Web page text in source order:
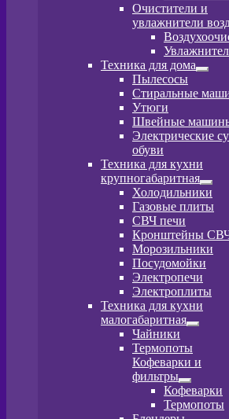
Очистители и
увлажнители
Техника для дома
меню
Пылесосы
Стиральные
Утюги
Швейные
Электрические
обуви
Техника для кухни
крупногабаритная
меню
Холодильники
Газовые плиты
СВЧ печи
Кронштейны
Морозильники
Посудомойки
Электропечи
Электроплиты
Техника для кухни
малогабаритная
меню
Чайники
Термопоты
Кофеварки и
фильтры
меню
Кофеварки
Термопоты